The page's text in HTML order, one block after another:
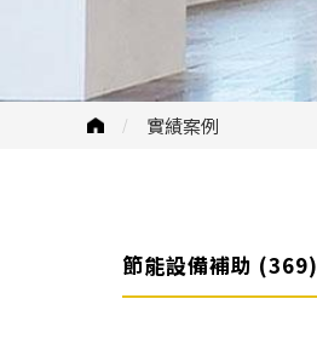
實績案例
節能設備補助 (369)